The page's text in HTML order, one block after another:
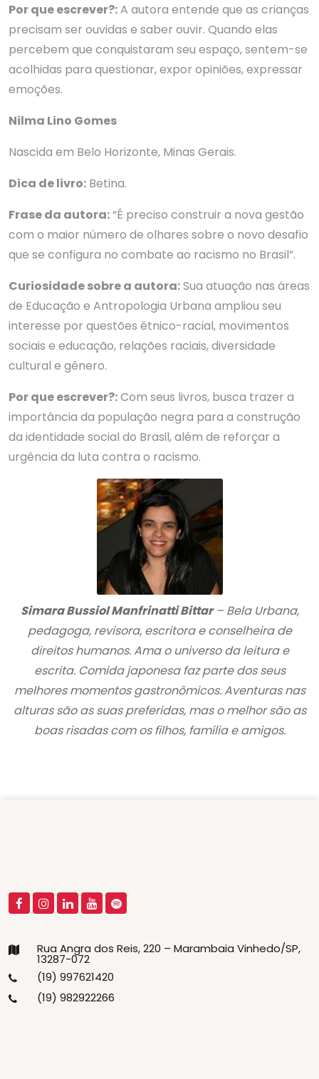
Por que escrever?:A autora entende que as crianças
precisam ser ouvidas e saber ouvir. Quando elas
percebem que conquistaram seu espaço, sentem-se
acolhidas para questionar, expor opiniões, expressar
emoções.
Nilma Lino Gomes
Nascida em Belo Horizonte, Minas Gerais.
Dica de livro: Betina.
Frase da autora:“É preciso construir a nova gestão
com o maior número de olhares sobre o novo desafio
que se configura no combate ao racismo no Brasil”.
Curiosidade sobre a autora:Sua atuação nas áreas
de Educação e Antropologia Urbana ampliou seu
interesse por questões étnico-racial, movimentos
sociais e educação, relações raciais, diversidade
cultural e gênero.
Por que escrever?:Com seus livros, busca trazer a
importância da população negra para a construção
da identidade social do Brasil, além de reforçar a
urgência da luta contra o racismo.
Simara Bussiol Manfrinatti Bittar– Bela Urbana,
pedagoga, revisora, escritora e conselheira de
direitos humanos. Ama o universo da leitura e
escrita. Comida japonesa faz parte dos seus
melhores momentos gastronômicos. Aventuras nas
alturas são as suas preferidas, mas o melhor são as
boas risadas com os filhos, família e amigos.
Rua Angra dos Reis, 220 – Marambaia Vinhedo/SP,
13287-072
(19) 997621420
(19) 982922266